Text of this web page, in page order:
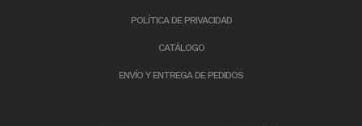
POLÍTICA DE PRIVACIDAD
CATÁLOGO
ENVÍO Y ENTREGA DE PEDIDOS